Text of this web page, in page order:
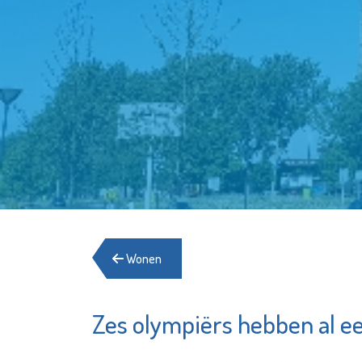
Wonen
Zes olympiërs hebben al
Fonds Schiedam
Vlaardingen e.o.